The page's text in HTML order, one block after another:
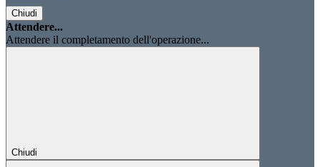
Chiudi
Attendere...
Attendere il completamento dell'operazione...
Chiudi